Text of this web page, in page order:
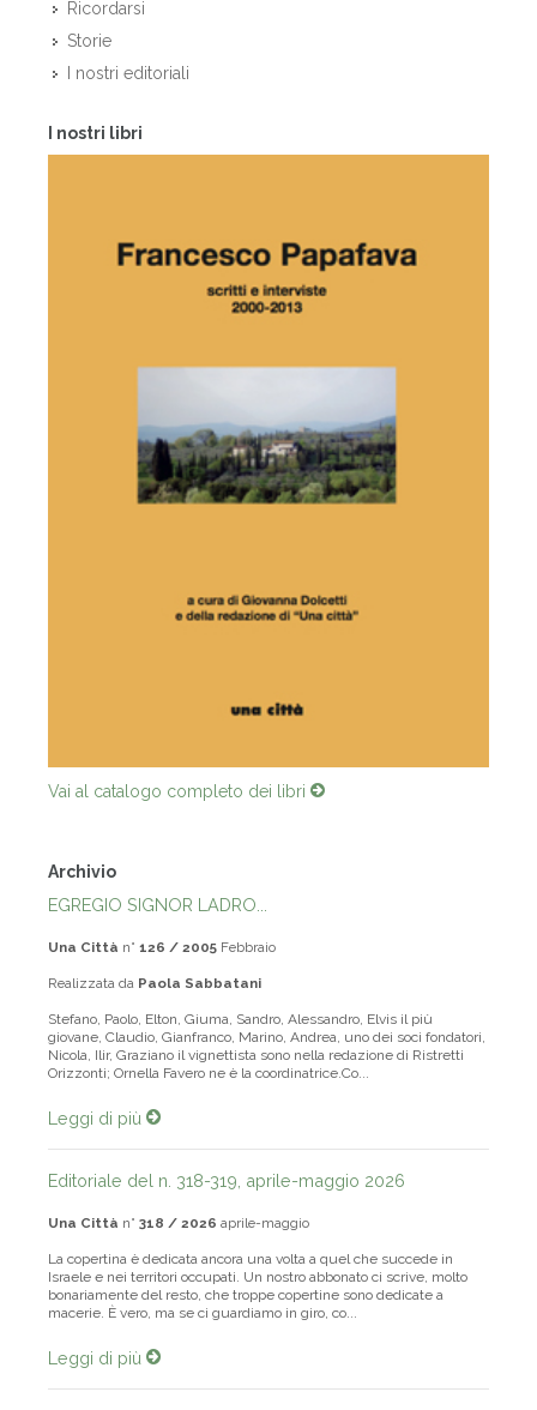
Ricordarsi
Storie
I nostri editoriali
I nostri libri
Vai al catalogo completo dei libri
Archivio
EGREGIO SIGNOR LADRO...
Una Città n° 126 / 2005 Febbraio
Realizzata da Paola Sabbatani
Stefano, Paolo, Elton, Giuma, Sandro, Alessandro, Elvis il più
giovane, Claudio, Gianfranco, Marino, Andrea, uno dei soci fondatori,
Nicola, Ilir, Graziano il vignettista sono nella redazione di Ristretti
Orizzonti; Ornella Favero ne è la coordinatrice.Co...
Leggi di più
Editoriale del n. 318-319, aprile-maggio 2026
Una Città n° 318 / 2026 aprile-maggio
La copertina è dedicata ancora una volta a quel che succede in
Israele e nei territori occupati. Un nostro abbonato ci scrive, molto
bonariamente del resto, che troppe copertine sono dedicate a
macerie. È vero, ma se ci guardiamo in giro, co...
Leggi di più